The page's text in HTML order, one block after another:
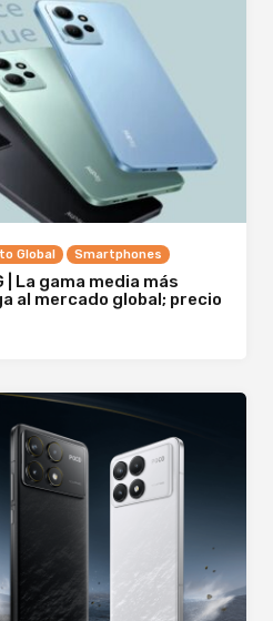
Global Smartphones
| La gama media más
al mercado global; precio